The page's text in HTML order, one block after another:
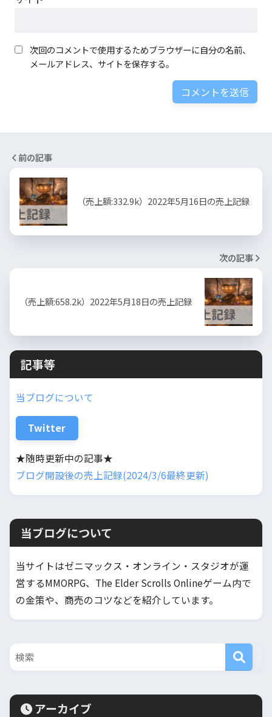
次回のコメントで使用するためブラウザーに自分の名前、
メールアドレス、サイトを保存する。
前の記事
（売上額:332.9k）2022年5月16日の売上記録
次の記事
（売上額:658.2k）2022年5月18日の売上記録
記事等
当ブログについて
Twitter
★随時更新中の記事★
ブログ開設後の売上記録(2024/3/6最終更新)
当ブログについて
当サイトはゼニマックス・オンライン・スタジオが運
営するMMORPG、The Elder Scrolls Onlineゲーム内で
の金策や、商売のコツなどを紹介しています。
アーカイブ